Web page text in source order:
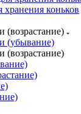
коньков
(возрастание)
(убывание)
(возрастание)